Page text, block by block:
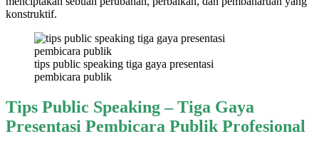
konstruktif.
tips public speaking tiga gaya presentasi
pembicara publik
Tips Public Speaking – Tiga Gaya
Presentasi Pembicara Publik Profesional